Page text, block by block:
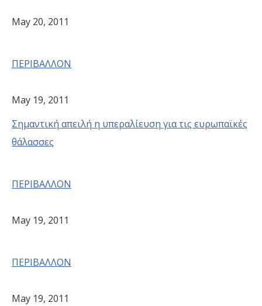
May 20, 2011
ΠΕΡΙΒΑΛΛΟΝ
May 19, 2011
Σημαντική απειλή η υπεραλίευση για τις ευρωπαϊκές
θάλασσες
ΠΕΡΙΒΑΛΛΟΝ
May 19, 2011
ΠΕΡΙΒΑΛΛΟΝ
May 19, 2011